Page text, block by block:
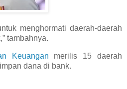
menghormati daerah-daerah
tambahnya.
Keuangan merilis 15 daerah
dana di bank.